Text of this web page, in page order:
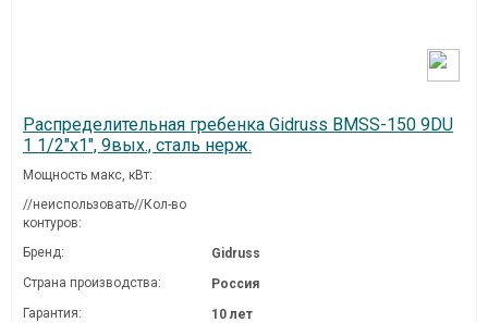
Распределительная гребенка Gidruss BMSS-150 9DU
1 1/2"х1", 9вых., сталь нерж.
Мощность макс, кВт:
//неиспользовать//Кол-во
контуров:
Бренд:
Gidruss
Страна производства:
Россия
Гарантия:
10 лет